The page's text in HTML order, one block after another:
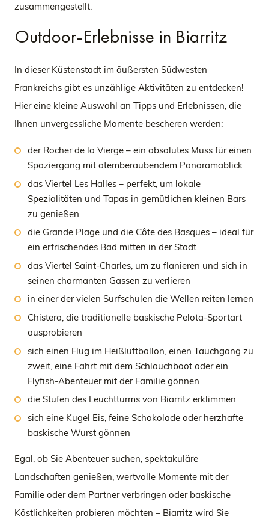
zusammengestellt.
Outdoor-Erlebnisse in Biarritz
In dieser Küstenstadt im äußersten Südwesten
Frankreichs gibt es unzählige Aktivitäten zu entdecken!
Hier eine kleine Auswahl an Tipps und Erlebnissen, die
Ihnen unvergessliche Momente bescheren werden:
der Rocher de la Vierge – ein absolutes Muss für einen
Spaziergang mit atemberaubendem Panoramablick
das Viertel Les Halles – perfekt, um lokale
Spezialitäten und Tapas in gemütlichen kleinen Bars
zu genießen
die Grande Plage und die Côte des Basques – ideal für
ein erfrischendes Bad mitten in der Stadt
das Viertel Saint-Charles, um zu flanieren und sich in
seinen charmanten Gassen zu verlieren
in einer der vielen Surfschulen die Wellen reiten lernen
Chistera, die traditionelle baskische Pelota-Sportart
ausprobieren
sich einen Flug im Heißluftballon, einen Tauchgang zu
zweit, eine Fahrt mit dem Schlauchboot oder ein
Flyfish-Abenteuer mit der Familie gönnen
die Stufen des Leuchtturms von Biarritz erklimmen
sich eine Kugel Eis, feine Schokolade oder herzhafte
baskische Wurst gönnen
Egal, ob Sie Abenteuer suchen, spektakuläre
Landschaften genießen, wertvolle Momente mit der
Familie oder dem Partner verbringen oder baskische
Köstlichkeiten probieren möchten – Biarritz wird Sie